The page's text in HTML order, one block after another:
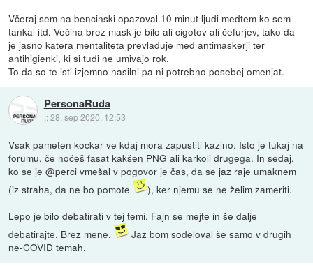
Včeraj sem na bencinski opazoval 10 minut ljudi medtem ko sem
tankal itd. Večina brez mask je bilo ali cigotov ali čefurjev, tako da
je jasno katera mentaliteta prevladuje med antimaskerji ter
antihigienki, ki si tudi ne umivajo rok.
To da so te isti izjemno nasilni pa ni potrebno posebej omenjat.
PersonaRuda
::28. sep 2020, 12:53
Vsak pameten kockar ve kdaj mora zapustiti kazino. Isto je tukaj na
forumu, če nočeš fasat kakšen PNG ali karkoli drugega. In sedaj,
ko se je @perci vmešal v pogovor je čas, da se jaz raje umaknem
(iz straha, da ne bo pomote
), ker njemu se ne želim zameriti.
Lepo je bilo debatirati v tej temi. Fajn se mejte in še dalje
debatirajte. Brez mene.
Jaz bom sodeloval še samo v drugih
ne-COVID temah.